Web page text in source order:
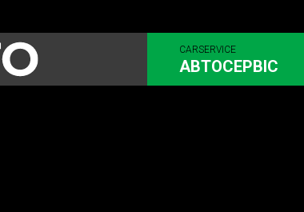
CARSERVICE
АВТОСЕРВІС